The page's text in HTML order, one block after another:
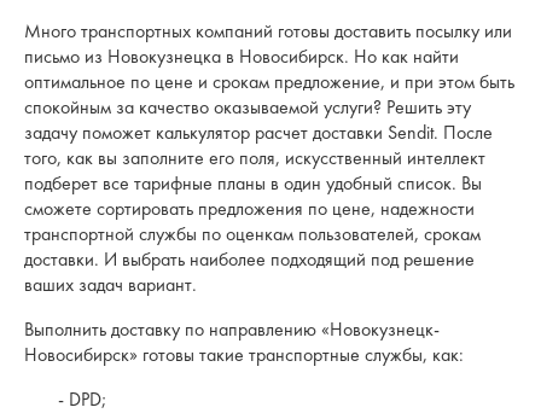
Много транспортных компаний готовы доставить посылку или
письмо из Новокузнецка в Новосибирск. Но как найти
оптимальное по цене и срокам предложение, и при этом быть
спокойным за качество оказываемой услуги? Решить эту
задачу поможет калькулятор расчет доставки Sendit. После
того, как вы заполните его поля, искусственный интеллект
подберет все тарифные планы в один удобный список. Вы
сможете сортировать предложения по цене, надежности
транспортной службы по оценкам пользователей, срокам
доставки. И выбрать наиболее подходящий под решение
ваших задач вариант.
Выполнить доставку по направлению «Новокузнецк-
Новосибирск» готовы такие транспортные службы, как:
- DPD;